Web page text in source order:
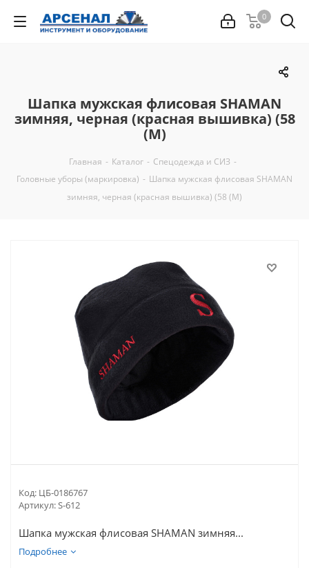
0
Шапка мужская флисовая SHAMAN
зимняя, черная (красная вышивка) (58
(M)
Главная - Каталог - Спецодежда и СИЗ -
Головные уборы (маркировка) - Шапка мужская флисовая SHAMAN
зимняя, черная (красная вышивка) (58 (M)
Код: ЦБ-0186767
Артикул:S-612
Шапка мужская флисовая SHAMAN зимняя...
Подробнее